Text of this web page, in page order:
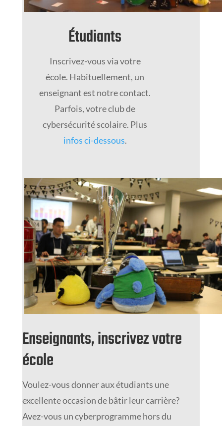
Étudiants
Inscrivez-vous via votre
école. Habituellement, un
enseignant est notre contact.
Parfois, votre club de
cybersécurité scolaire. Plus
infos ci-dessous.
Enseignants, inscrivez votre
école
Voulez-vous donner aux étudiants une
excellente occasion de bâtir leur carrière?
Avez-vous un cyberprogramme hors du